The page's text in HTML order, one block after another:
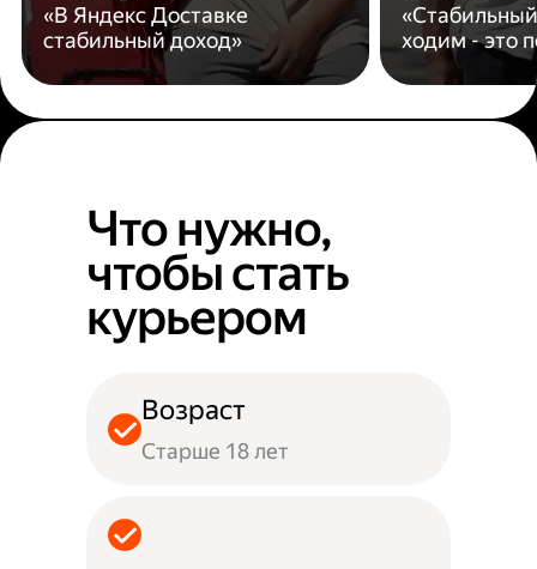
«В Яндекс Доставке
стабильный доход»
ходим - это
Что нужно,
чтобы стать
курьером
Возраст
Старше 18 лет